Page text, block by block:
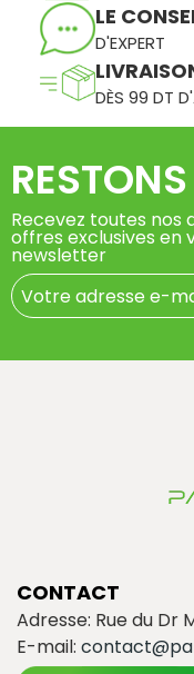
LE
D'EXPERT
DÈS 99 DT
Recevez toutes nos
offres exclusives en
newsletter
CONTACT
Adresse: Rue du Dr
E-mail: